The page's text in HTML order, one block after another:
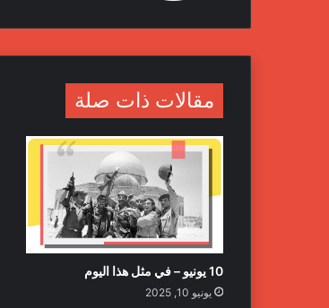
مقالات ذات صلة
10 يونيو – في مثل هذا اليوم
يونيو 10, 2025